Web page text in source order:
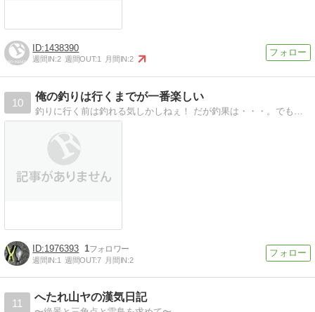
1438390
週間IN:2 週間OUT:1 月間IN:2
10
俺の釣りは行くまでが一番楽しい
1976393 1
週間IN:1 週間OUT:7 月間IN:2
11
へたれ山ヤの漢気日記